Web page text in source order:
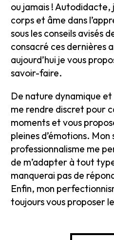
ou jamais ! Autodidacte,
corps et âme dans
sous les conseils avisés
consacré ces dernières
aujourd’hui je vous
savoir-faire.
De nature dynamique
me rendre discret pour
moments et vous
pleines d’émotions.
professionnalisme me
de m’adapter à tout
manquerai pas de
Enfin, mon
toujours vous proposer